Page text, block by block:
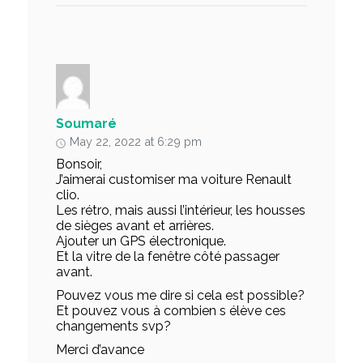
Soumaré
May 22, 2022 at 6:29 pm
Bonsoir,
J’aimerai customiser ma voiture Renault
clio.
Les rétro, mais aussi l’intérieur, les housses
de sièges avant et arrières.
Ajouter un GPS électronique.
Et la vitre de la fenêtre côté passager
avant.
Pouvez vous me dire si cela est possible?
Et pouvez vous à combien s élève ces
changements svp?
Merci d’avance